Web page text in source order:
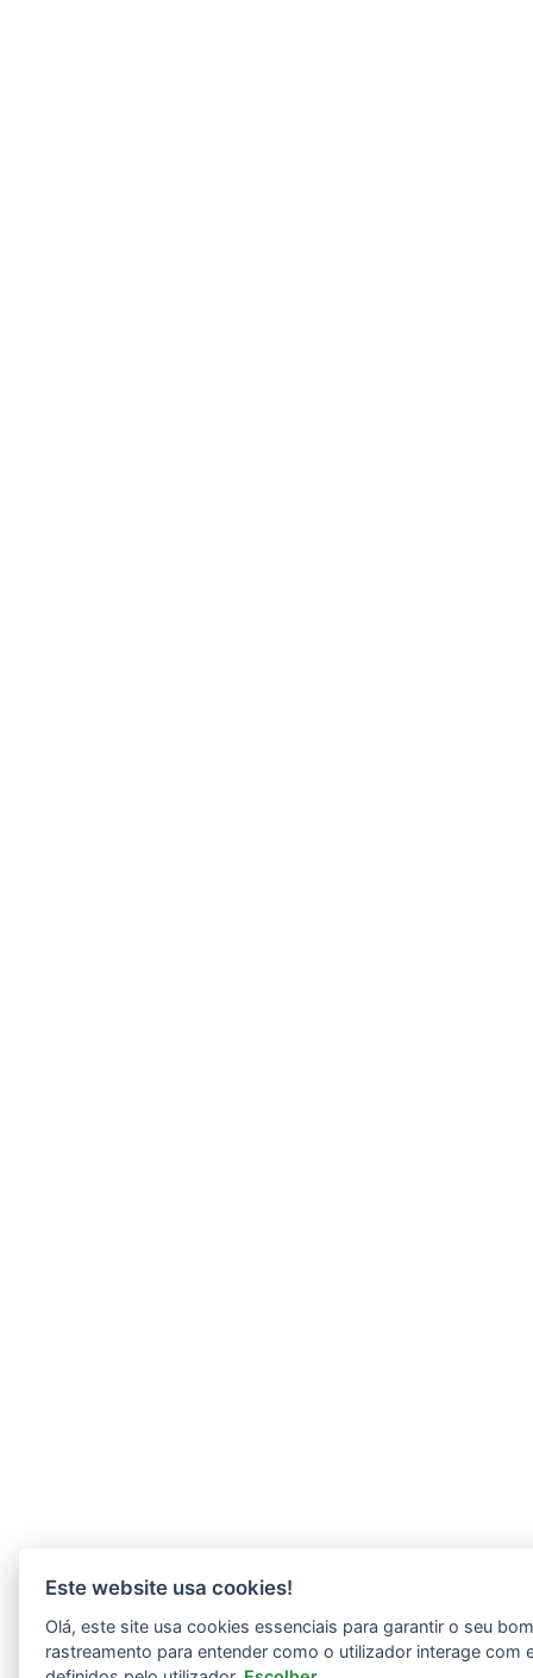
Este website usa cookies!
Olá, este site usa cookies essenciais para garantir o seu
rastreamento para entender como o utilizador interage com